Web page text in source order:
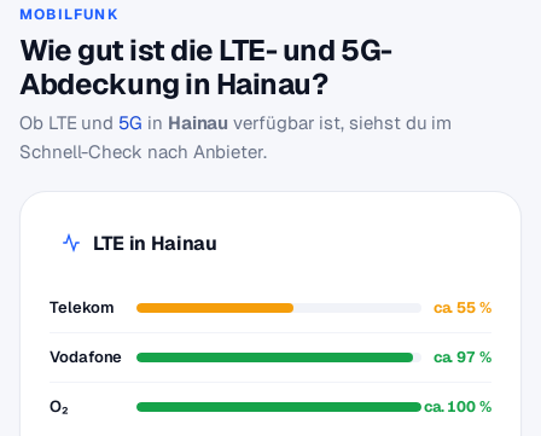
MOBILFUNK
Wie gut ist die LTE- und 5G-
Abdeckung in Hainau?
Ob LTE und 5G in Hainau verfügbar ist, siehst du im
Schnell-Check nach Anbieter.
LTE in Hainau
Telekom ca. 55 %
Vodafone ca. 97 %
O₂ ca. 100 %